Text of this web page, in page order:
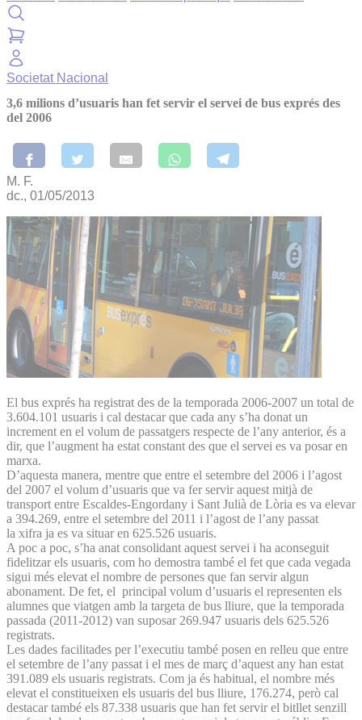
Societat Nacional
3,6 milions d’usuaris han fet servir el servei de bus exprés des
del 2006
M. F.
dc., 01/05/2013
El bus exprés ha registrat des de la temporada 2006-2007 un total de
3.604.101 usuaris i cal destacar que cada any s’ha donat un
increment en el volum de passatgers respecte de l’any anterior, és a
dir, que l’augment ha estat constant des que el servei es va posar en
marxa.
D’aquesta manera, mentre que entre el setembre del 2006 i l’agost
del 2007 el volum d’usuaris que va fer servir aquest mitjà de
transport entre Escaldes-Engordany i Sant Julià de Lòria es va elevar
a 394.269, entre el setembre del 2011 i l’agost de l’any passat
la xifra ja es va situar en 625.526 usuaris.
A poc a poc, s’ha anat consolidant aquest servei i ha aconseguit
fidelitzar els usuaris, com ho demostra també el fet que cada vegada
sigui més elevat el nombre de persones que fan servir algun
abonament. De fet, el principal volum d’usuaris el representen els
alumnes que viatgen amb la targeta de bus lliure, que la temporada
passada (2011-2012) van suposar 269.947 usuaris dels 625.526
registrats.
Les dades facilitades per l’executiu també posen en relleu que entre
el setembre de l’any passat i el mes de març d’aquest any han estat
391.089 els usuaris registrats. Com ja és habitual, el nombre més
elevat el constitueixen els usuaris del bus lliure, 176.274, però cal
destacar també els 87.338 usuaris que han fet servir el bitllet senzill